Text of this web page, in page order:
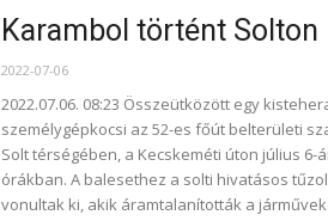
Karambol történt Solton
2022-07-06
2022.07.06. 08:23 Összeütközött egy
személygépkocsi az 52-es főút belterületi
Solt térségében, a Kecskeméti úton július 6-
órákban. A balesethez a solti hivatásos
vonultak ki, akik áramtalanították a